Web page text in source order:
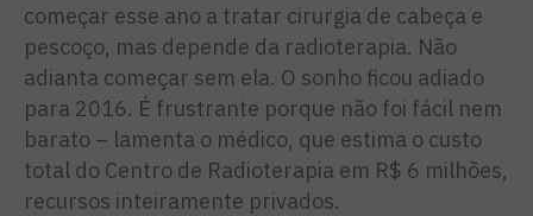
começar esse ano a tratar cirurgia de cabeça e
pescoço, mas depende da radioterapia. Não
adianta começar sem ela. O sonho ficou adiado
para 2016. É frustrante porque não foi fácil nem
barato – lamenta o médico, que estima o custo
total do Centro de Radioterapia em R$ 6 milhões,
recursos inteiramente privados.